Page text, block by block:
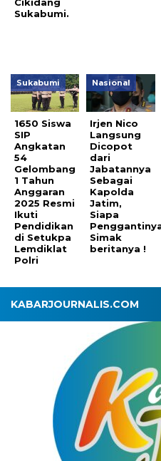
Cikidang
Sukabumi.
Sukabumi
1650 Siswa
SIP
Angkatan
54
Gelombang
1 Tahun
Anggaran
2025 Resmi
Ikuti
Pendidikan
di Setukpa
Lemdiklat
Polri
Nasional
Irjen Nico
Langsung
Dicopot
dari
Jabatannya
Sebagai
Kapolda
Jatim,
Siapa
Simak
beritanya !
KABARJOURNALIS.COM